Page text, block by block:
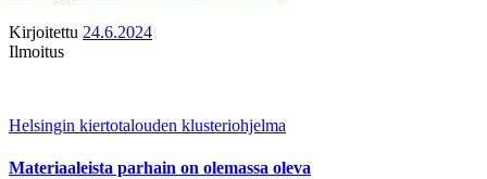
Kirjoitettu 24.6.2024
Ilmoitus
Helsingin kiertotalouden klusteriohjelma
Materiaaleista parhain on olemassa oleva